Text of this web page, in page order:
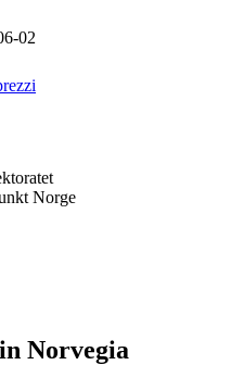
02
Norge
Norvegia